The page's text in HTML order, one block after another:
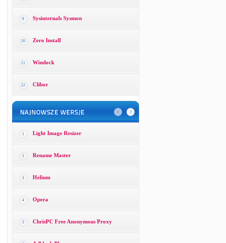
9 Sysinternals Sysmon
10 Zero Install
11 Windock
12 Clibor
1 Light Image Resizer
2 Rename Master
3 Helium
4 Opera
5 ChrisPC Free Anonymous Proxy